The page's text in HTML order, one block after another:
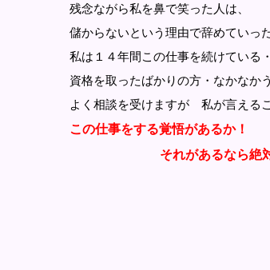
残念ながら私を鼻で笑った人は、
儲からないという理由で辞めていった
私は１４年間この仕事を続けている
資格を取ったばかりの方・なかなか
よく相談を受けますが 私が言えるこ
この仕事をする覚悟があるか！
それがあるなら絶対にう